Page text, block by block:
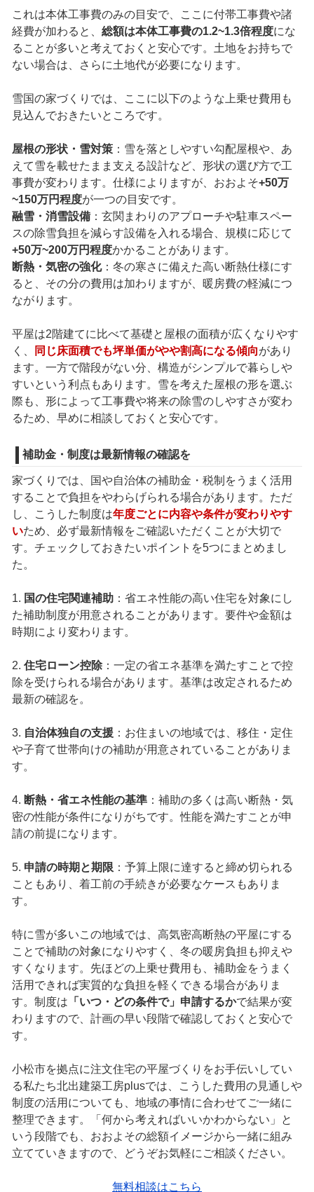
これは本体工事費のみの目安で、ここに付帯工事費や諸
経費が加わると、 総額は本体工事費の1.2~1.3倍程度にな
ることが多いと考えておくと安心です。土地をお持ちで
ない場合は、さらに土地代が必要になります。
雪国の家づくりでは、ここに以下のような上乗せ費用も
見込んでおきたいところです。
屋根の形状・雪対策：雪を落としやすい勾配屋根や、あ
えて雪を載せたまま支える設計など、形状の選び方で工
事費が変わります。仕様によりますが、おおよそ+50万
~150万円程度が一つの目安です。
融雪・消雪設備：玄関まわりのアプローチや駐車スペー
スの除雪負担を減らす設備を入れる場合、規模に応じて
+50万~200万円程度かかることがあります。
断熱・気密の強化：冬の寒さに備えた高い断熱仕様にす
ると、その分の費用は加わりますが、暖房費の軽減につ
ながります。
平屋は2階建てに比べて基礎と屋根の面積が広くなりやす
く、
同じ床面積でも坪単価がやや割高になる傾向があり
ます。一方で階段がない分、構造がシンプルで暮らしや
すいという利点もあります。雪を考えた屋根の形を選ぶ
際も、形によって工事費や将来の除雪のしやすさが変わ
るため、早めに相談しておくと安心です。
補助金・制度は最新情報の確認を
家づくりでは、国や自治体の補助金・税制をうまく活用
することで負担をやわらげられる場合があります。ただ
し、こうした制度は年度ごとに内容や条件が変わりやす
いため、必ず最新情報をご確認いただくことが大切で
す。チェックしておきたいポイントを5つにまとめまし
た。
1. 国の住宅関連補助：省エネ性能の高い住宅を対象にし
た補助制度が用意されることがあります。要件や金額は
時期により変わります。
2. 住宅ローン控除：一定の省エネ基準を満たすことで控
除を受けられる場合があります。基準は改定されるため
最新の確認を。
3. 自治体独自の支援：お住まいの地域では、移住・定住
や子育て世帯向けの補助が用意されていることがありま
す。
4. 断熱・省エネ性能の基準：補助の多くは高い断熱・気
密の性能が条件になりがちです。性能を満たすことが申
請の前提になります。
5. 申請の時期と期限 ：予算上限に達すると締め切られる
こともあり、着工前の手続きが必要なケースもありま
す。
特に雪が多いこの地域では、高気密高断熱の平屋にする
ことで補助の対象になりやすく、冬の暖房負担も抑えや
すくなります。先ほどの上乗せ費用も、補助金をうまく
活用できれば実質的な負担を軽くできる場合がありま
す。制度は 「いつ・どの条件で」申請するかで結果が変
わりますので、計画の早い段階で確認しておくと安心で
す。
小松市を拠点に注文住宅の平屋づくりをお手伝いしてい
る私たち北出建築工房plusでは、こうした費用の見通しや
制度の活用についても、地域の事情に合わせてご一緒に
整理できます。「何から考えればいいかわからない」と
いう段階でも、おおよその総額イメージから一緒に組み
立てていきますので、どうぞお気軽にご相談ください。
無料相談はこちら